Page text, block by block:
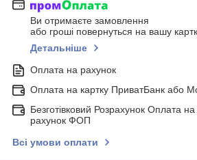
Ви отримаєте замовлення
або гроші повернуться на вашу
Детальніше
Оплата на рахунок
Оплата на картку ПриватБанк або
Безготівковий Розрахунок Оплата
рахунок ФОП
Всі умови оплати